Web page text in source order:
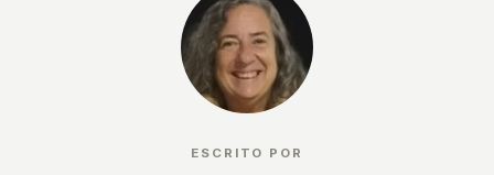
ESCRITO POR